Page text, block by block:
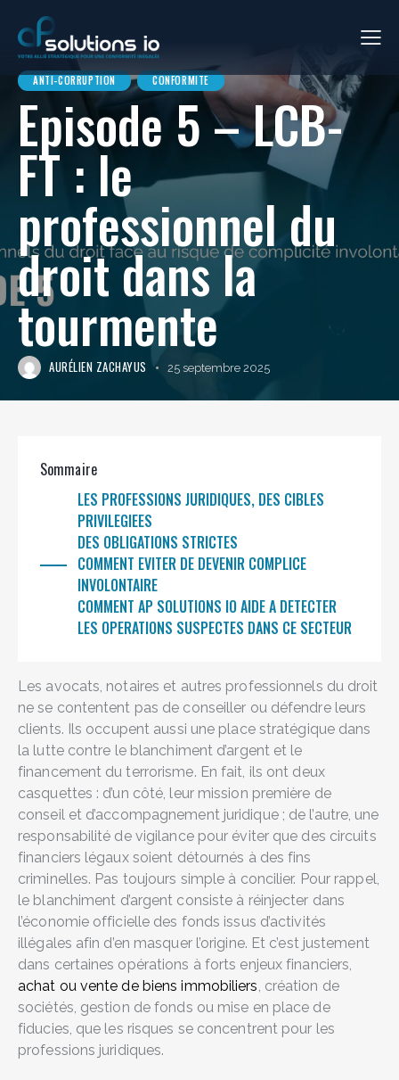
ANTI-CORRUPTION CONFORMITE
Episode 5 – LCB-
FT : le
professionnel du
droit dans la
tourmente
AURÉLIEN ZACHAYUS 25 septembre 2025
Sommaire
LES PROFESSIONS JURIDIQUES, DES CIBLES
PRIVILEGIEES
DES OBLIGATIONS STRICTES
COMMENT EVITER DE DEVENIR COMPLICE
INVOLONTAIRE
COMMENT AP SOLUTIONS IO AIDE A DETECTER
LES OPERATIONS SUSPECTES DANS CE SECTEUR
Les avocats, notaires et autres professionnels du droit
ne se contentent pas de conseiller ou défendre leurs
clients. Ils occupent aussi une place stratégique dans
la lutte contre le blanchiment d’argent et le
financement du terrorisme. En fait, ils ont deux
casquettes : d’un côté, leur mission première de
conseil et d’accompagnement juridique ; de l’autre, une
responsabilité de vigilance pour éviter que des circuits
financiers légaux soient détournés à des fins
criminelles. Pas toujours simple à concilier. Pour rappel,
le blanchiment d’argent consiste à réinjecter dans
l’économie officielle des fonds issus d’activités
illégales afin d’en masquer l’origine. Et c’est justement
dans certaines opérations à forts enjeux financiers,
achat ou vente de biens immobiliers, création de
sociétés, gestion de fonds ou mise en place de
fiducies, que les risques se concentrent pour les
professions juridiques.